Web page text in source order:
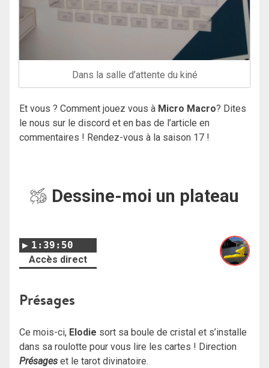
Dans la salle d’attente du kiné
Et vous ? Comment jouez vous à Micro Macro? Dites
le nous sur le discord et en bas de l’article en
commentaires ! Rendez-vous à la saison 17 !
Dessine-moi un plateau
1:39:50
Accès direct
Présages
Ce mois-ci, Elodie sort sa boule de cristal et s’installe
dans sa roulotte pour vous lire les cartes ! Direction
Présages et le tarot divinatoire.